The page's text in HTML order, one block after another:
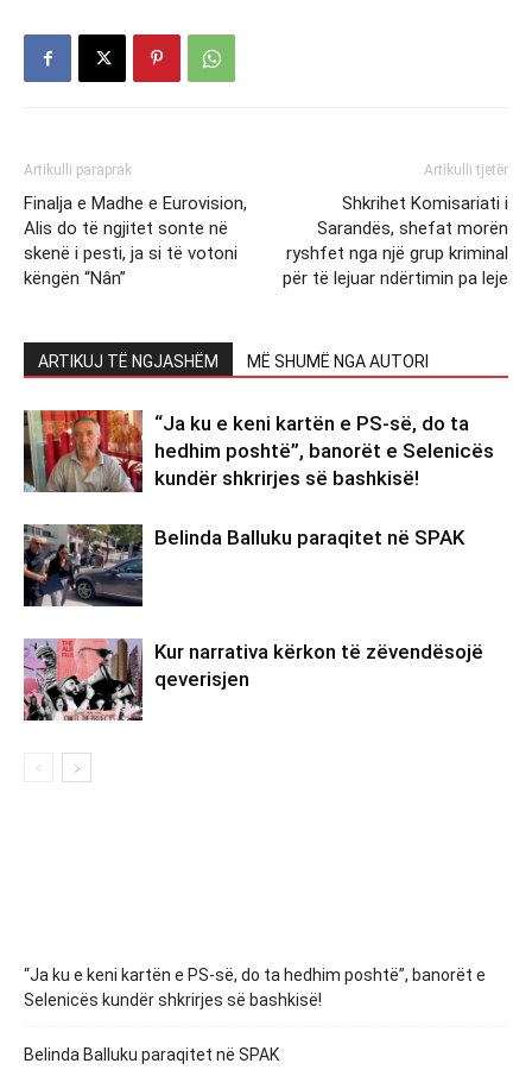
Artikulli paraprak
Finalja e Madhe e Eurovision,
Alis do të ngjitet sonte në
skenë i pesti, ja si të votoni
këngën “Nân”
Artikulli tjetër
Shkrihet Komisariati i
Sarandës, shefat morën
ryshfet nga një grup kriminal
për të lejuar ndërtimin pa leje
ARTIKUJ TË NGJASHËM MË SHUMË NGA AUTORI
“Ja ku e keni kartën e PS-së, do ta
hedhim poshtë”, banorët e Selenicës
kundër shkrirjes së bashkisë!
Belinda Balluku paraqitet në SPAK
Kur narrativa kërkon të zëvendësojë
qeverisjen
“Ja ku e keni kartën e PS-së, do ta hedhim poshtë”, banorët e
Selenicës kundër shkrirjes së bashkisë!
Belinda Balluku paraqitet në SPAK